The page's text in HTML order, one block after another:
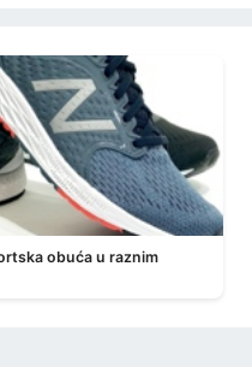
obuća u raznim